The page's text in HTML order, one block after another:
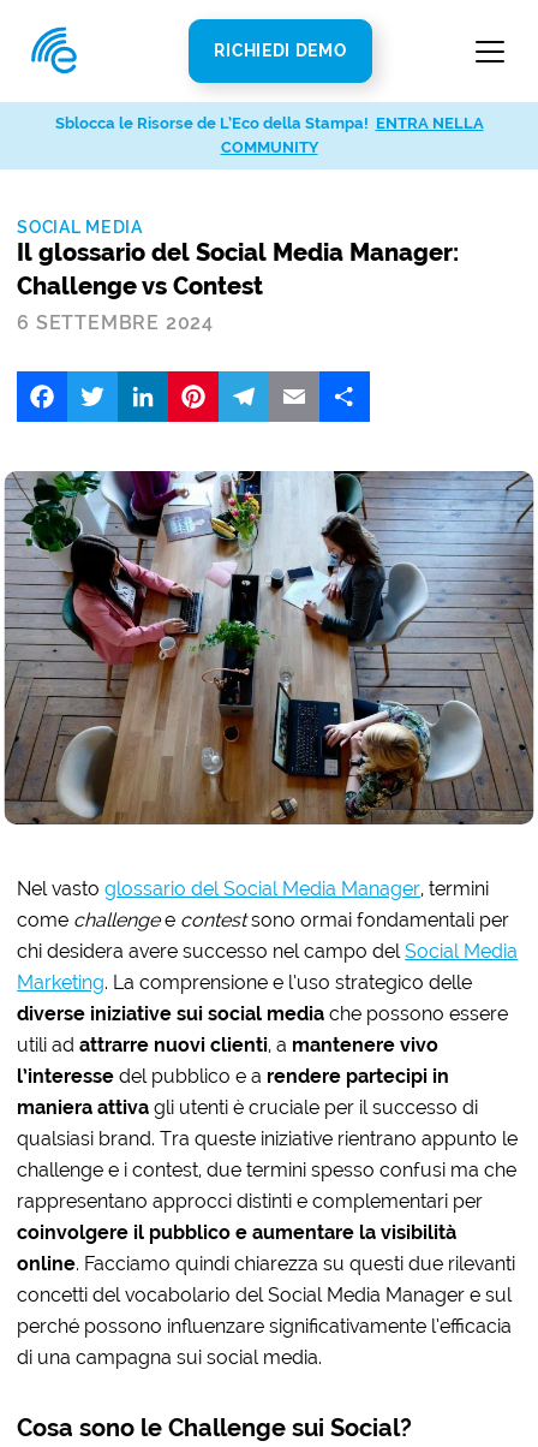
RICHIEDI DEMO
SOCIAL MEDIA
Il glossario del Social Media Manager:
Challenge vs Contest
6 SETTEMBRE 2024
FacebookTwitter LinkedIn
Nel vastoglossario del Social Media Manager, termini
come challengee contestsono ormai fondamentali per
chi desidera avere successo nel campo delSocial Media
Marketing. La comprensione e l’uso strategico delle
diverse iniziative sui social media che possono essere
utili adattrarre nuovi clienti, a mantenere vivo
l’interessedel pubblico e a rendere partecipi in
maniera attiva gli utenti è cruciale per il successo di
qualsiasi brand. Tra queste iniziative rientrano appunto le
challenge e i contest, due termini spesso confusi ma che
rappresentano approcci distinti e complementari per
coinvolgere il pubblico e aumentare la visibilità
online. Facciamo quindi chiarezza su questi due rilevanti
concetti del vocabolario del Social Media Manager e sul
perché possono influenzare significativamente l’efficacia
di una campagna sui social media.
Cosa sono le Challenge sui Social?
Sblocca le Risorse de L’Eco della Stampa! ENTRA NELLA
COMMUNITY